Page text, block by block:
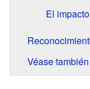
El
Véase también